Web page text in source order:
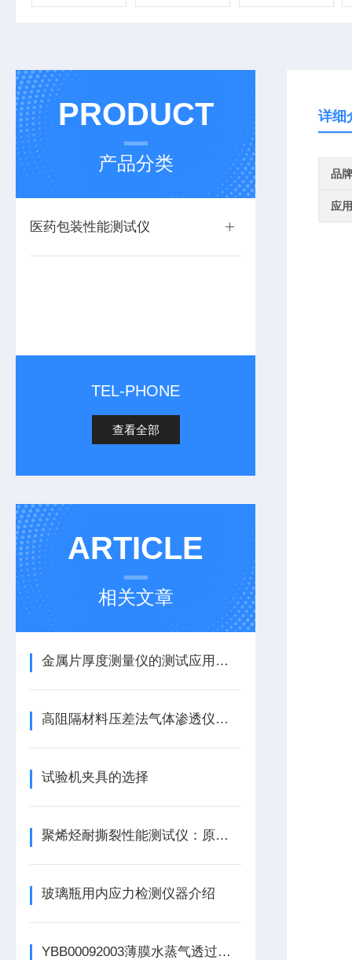
PRODUCT
产品分类
医药包装性能测试仪
TEL-PHONE
查看全部
ARTICLE
相关文章
金属片厚度测量仪的测试应用介绍
高阻隔材料压差法气体渗透仪：原理与特点
试验机夹具的选择
聚烯烃耐撕裂性能测试仪：原理与特点
玻璃瓶用内应力检测仪器介绍
YBB00092003薄膜水蒸气透过量测定仪：试验方法
详细
品牌
应